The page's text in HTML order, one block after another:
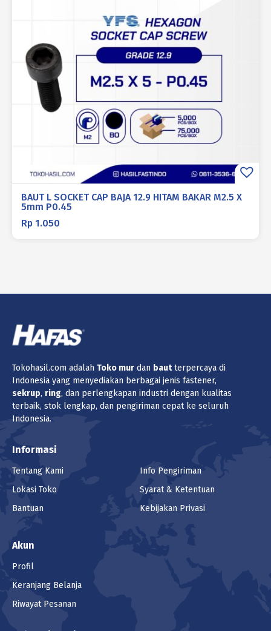
BAUT L SOCKET CAP BAJA 12.9 HITAM BAKAR M2.5 X
5mm P0.45
Rp 1.050
Tokohasil.com adalah Toko mur dan bautterpercaya di
Indonesia yang menyediakan berbagai jenis fastener,
sekrup, ring, dan perlengkapan industri dengan kualitas
terbaik, stok lengkap, dan pengiriman cepat ke seluruh
Indonesia.
Informasi
Tentang Kami
Lokasi Toko
Bantuan
Info Pengiriman
Syarat & Ketentuan
Kebijakan Privasi
Akun
Profil
Keranjang Belanja
Riwayat Pesanan